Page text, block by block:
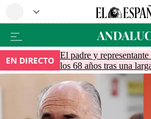
EN DIRECTO El padre y
los 68 años tras una